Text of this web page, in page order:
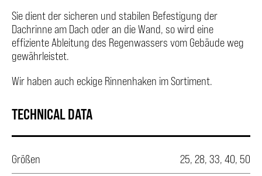
Sie dient der sicheren und stabilen Befestigung der
Dachrinne am Dach oder an die Wand, so wird eine
effiziente Ableitung des Regenwassers vom Gebäude weg
gewährleistet.
Wir haben auch eckige Rinnenhaken im Sortiment.
TECHNICAL DATA
Größen 25, 28, 33, 40, 50